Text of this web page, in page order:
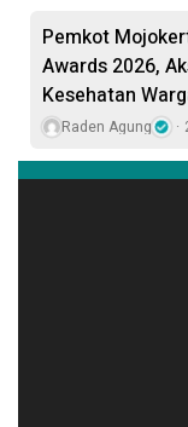
Pemkot
Awards 2026,
Kesehatan
Raden Agung